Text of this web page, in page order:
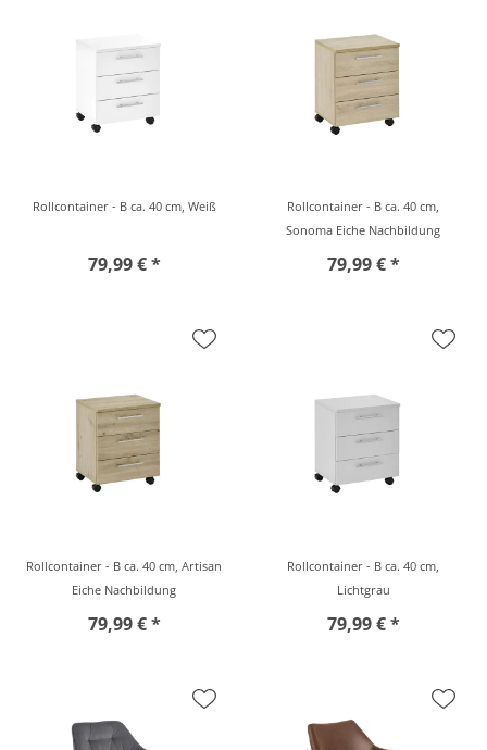
Rollcontainer - B ca. 40 cm, Weiß
79,99 € *
Rollcontainer - B ca. 40 cm,
Sonoma Eiche Nachbildung
79,99 € *
Rollcontainer - B ca. 40 cm, Artisan
Eiche Nachbildung
79,99 € *
Rollcontainer - B ca. 40 cm,
Lichtgrau
79,99 € *